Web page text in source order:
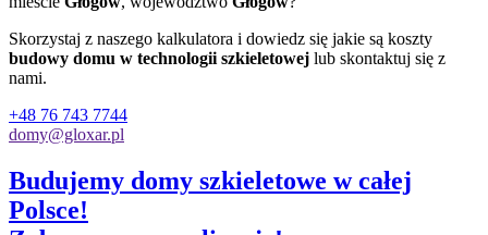
Skorzystaj z naszego kalkulatora i dowiedz się jakie są koszty
budowy domu w technologii szkieletowej lub skontaktuj się z
nami.
+48 76 743 7744
domy@gloxar.pl
Budujemy domy szkieletowe w całej
Polsce!